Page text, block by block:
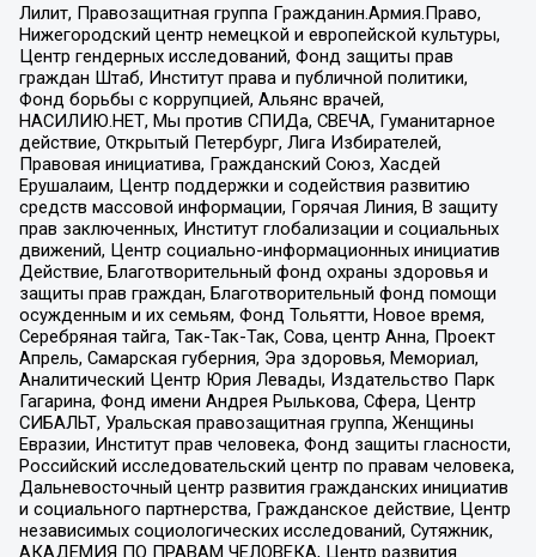
Лилит, Правозащитная группа Гражданин.Армия.Право,
Нижегородский центр немецкой и европейской культуры,
Центр гендерных исследований, Фонд защиты прав
граждан Штаб, Институт права и публичной политики,
Фонд борьбы с коррупцией, Альянс врачей,
НАСИЛИЮ.НЕТ, Мы против СПИДа, СВЕЧА, Гуманитарное
действие, Открытый Петербург, Лига Избирателей,
Правовая инициатива, Гражданский Союз, Хасдей
Ерушалаим, Центр поддержки и содействия развитию
средств массовой информации, Горячая Линия, В защиту
прав заключенных, Институт глобализации и социальных
движений, Центр социально-информационных инициатив
Действие, Благотворительный фонд охраны здоровья и
защиты прав граждан, Благотворительный фонд помощи
осужденным и их семьям, Фонд Тольятти, Новое время,
Серебряная тайга, Так-Так-Так, Сова, центр Анна, Проект
Апрель, Самарская губерния, Эра здоровья, Мемориал,
Аналитический Центр Юрия Левады, Издательство Парк
Гагарина, Фонд имени Андрея Рылькова, Сфера, Центр
СИБАЛЬТ, Уральская правозащитная группа, Женщины
Евразии, Институт прав человека, Фонд защиты гласности,
Российский исследовательский центр по правам человека,
Дальневосточный центр развития гражданских инициатив
и социального партнерства, Гражданское действие, Центр
независимых социологических исследований, Сутяжник,
АКАДЕМИЯ ПО ПРАВАМ ЧЕЛОВЕКА, Центр развития